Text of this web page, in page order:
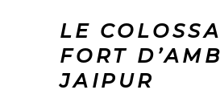
LE
FORT
JAIPUR